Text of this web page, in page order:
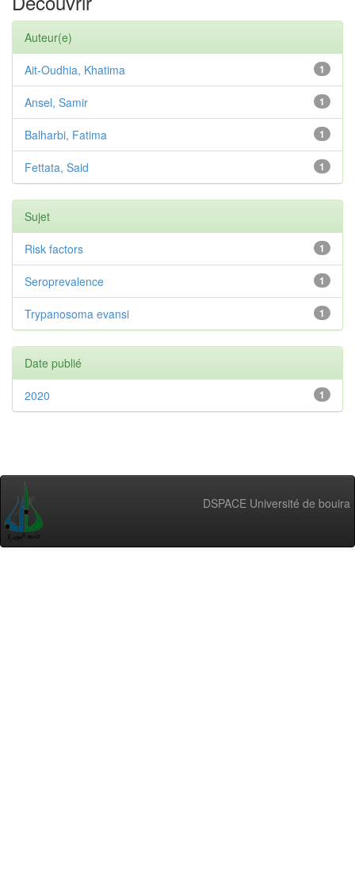
Auteur(e)
1
Ait-Oudhia, Khatima
1
Ansel, Samir
1
Balharbi, Fatima
1
Fettata, Said
Sujet
1
Risk factors
1
Seroprevalence
1
Trypanosoma evansi
Date publié
1
2020
DSPACE Université de bouira